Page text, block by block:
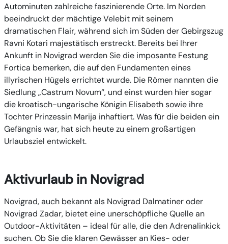
Autominuten zahlreiche faszinierende Orte. Im Norden
beeindruckt der mächtige Velebit mit seinem
dramatischen Flair, während sich im Süden der Gebirgszug
Ravni Kotari majestätisch erstreckt. Bereits bei Ihrer
Ankunft in Novigrad werden Sie die imposante Festung
Fortica bemerken, die auf den Fundamenten eines
illyrischen Hügels errichtet wurde. Die Römer nannten die
Siedlung „Castrum Novum“, und einst wurden hier sogar
die kroatisch-ungarische Königin Elisabeth sowie ihre
Tochter Prinzessin Marija inhaftiert. Was für die beiden ein
Gefängnis war, hat sich heute zu einem großartigen
Urlaubsziel entwickelt.
Aktivurlaub in Novigrad
Novigrad, auch bekannt als Novigrad Dalmatiner oder
Novigrad Zadar, bietet eine unerschöpfliche Quelle an
Outdoor-Aktivitäten – ideal für alle, die den Adrenalinkick
suchen. Ob Sie die klaren Gewässer an Kies- oder